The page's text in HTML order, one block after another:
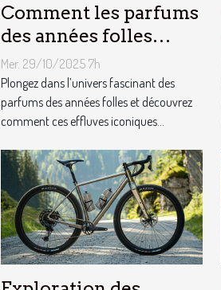
Comment les parfums
des années folles
influencent-ils la
mode moderne ?
Mer. 29/10/2025 7h
Plongez dans l’univers fascinant des
parfums des années folles et découvrez
comment ces effluves iconiques...